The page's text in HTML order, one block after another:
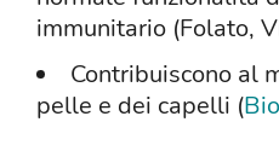
immunitario (Folato,
Contribuiscono al
pelle e dei capelli (